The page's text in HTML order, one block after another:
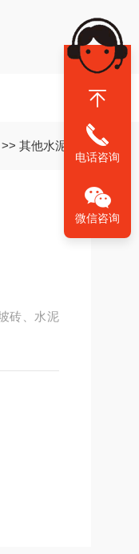
>> 其他水泥制品
砖、水泥
电话咨询
微信咨询